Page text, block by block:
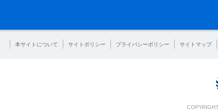
本サイトについて サイトポリシー プライバシーポリシー サイトマップ